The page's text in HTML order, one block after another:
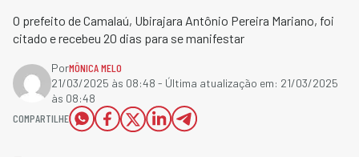
O prefeito de Camalaú, Ubirajara Antônio Pereira Mariano, foi
citado e recebeu 20 dias para se manifestar
PorMÔNICA MELO
21/03/2025 às 08:48 - Última atualização em: 21/03/2025
às 08:48
COMPARTILHE